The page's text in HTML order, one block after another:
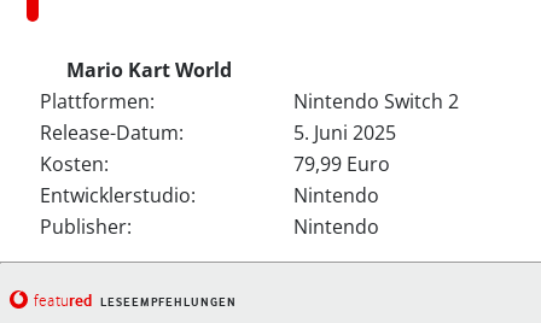
Mario Kart World
Plattformen:
Nintendo Switch 2
Release-Datum:
5. Juni 2025
Kosten:
79,99 Euro
Entwicklerstudio:
Nintendo
Publisher:
Nintendo
featured LESEEMPFEHLUNGEN